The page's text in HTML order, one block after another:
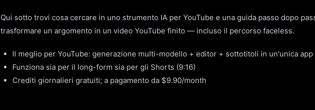
Qui sotto trovi cosa cercare in uno strumento IA per YouTube e una guida passo dopo
trasformare un argomento in un video YouTube finito — incluso il percorso faceless.
Il meglio per YouTube: generazione multi-modello + editor + sottotitoli in un'unica app
Funziona sia per il long-form sia per gli Shorts (9:16)
Crediti giornalieri gratuiti; a pagamento da $9.90/month